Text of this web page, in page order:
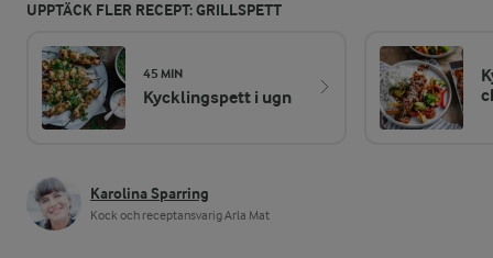
UPPTÄCK FLER RECEPT: GRILLSPETT
45 MIN
Kycklingspett i ugn
Karolina Sparring
Kock och receptansvarig Arla Mat